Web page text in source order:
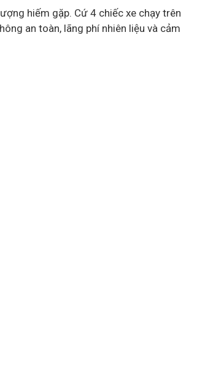
hiếm gặp. Cứ 4 chiếc xe chạy trên
an toàn, lãng phí nhiên liệu và cảm